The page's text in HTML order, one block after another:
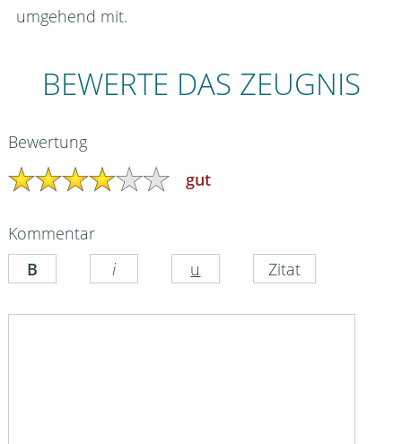
umgehend mit.
BEWERTE DAS ZEUGNIS
Bewertung
gut
Kommentar